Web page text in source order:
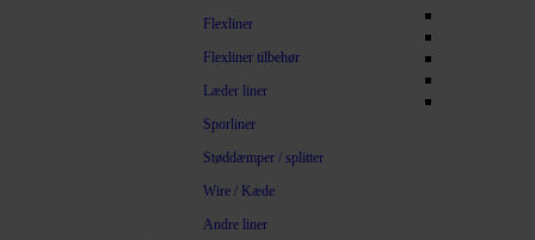
Flexliner
Flexliner tilbehør
Læder liner
Sporliner
Støddæmper / splitter
Wire / Kæde
Andre liner